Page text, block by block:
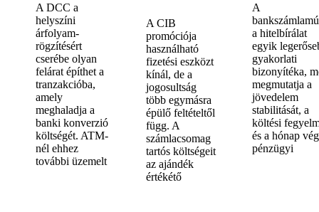
A DCC a
helyszíni
árfolyam-
rögzítésért
cserébe olyan
felárat építhet a
tranzakcióba,
amely
meghaladja a
banki konverzió
költségét. ATM-
nél ehhez
további üzemelt
A CIB
promóciója
használható
fizetési eszközt
kínál, de a
jogosultság
több egymásra
épülő feltételtől
függ. A
számlacsomag
tartós költségeit
az ajándék
értékétő
A
a hitelbírálat
egyik
gyakorlati
bizonyítéka,
megmutatja a
jövedelem
stabilitását, a
költési
és a hónap
pénzügyi